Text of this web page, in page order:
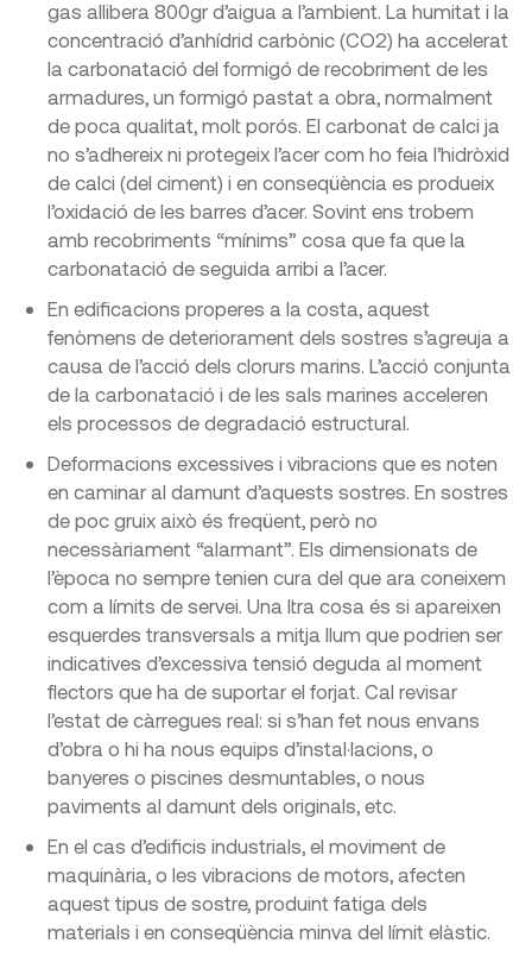
gas allibera 800gr d’aigua a l’ambient. La humitat i la
concentració d’anhídrid carbònic (CO2) ha accelerat
la carbonatació del formigó de recobriment de les
armadures, un formigó pastat a obra, normalment
de poca qualitat, molt porós. El carbonat de calci ja
no s’adhereix ni protegeix l’acer com ho feia l’hidròxid
de calci (del ciment) i en conseqüència es produeix
l’oxidació de les barres d’acer. Sovint ens trobem
amb recobriments “mínims” cosa que fa que la
carbonatació de seguida arribi a l’acer.
En edificacions properes a la costa, aquest
fenòmens de deteriorament dels sostres s’agreuja a
causa de l’acció dels clorurs marins. L’acció conjunta
de la carbonatació i de les sals marines acceleren
els processos de degradació estructural.
Deformacions excessives i vibracions que es noten
en caminar al damunt d’aquests sostres. En sostres
de poc gruix això és freqüent, però no
necessàriament “alarmant”. Els dimensionats de
l’època no sempre tenien cura del que ara coneixem
com a límits de servei. Una ltra cosa és si apareixen
esquerdes transversals a mitja llum que podrien ser
indicatives d’excessiva tensió deguda al moment
flectors que ha de suportar el forjat. Cal revisar
l’estat de càrregues real: si s’han fet nous envans
d’obra o hi ha nous equips d’instal·lacions, o
banyeres o piscines desmuntables, o nous
paviments al damunt dels originals, etc.
En el cas d’edificis industrials, el moviment de
maquinària, o les vibracions de motors, afecten
aquest tipus de sostre, produint fatiga dels
materials i en conseqüència minva del límit elàstic.